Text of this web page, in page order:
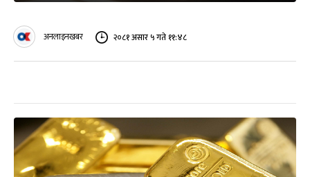
अनलाइनखबर २०८१ असार ५ गते ११:४८